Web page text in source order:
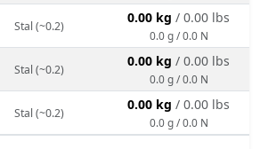
Stal (~0.2)
0.00 kg / 0.00 lbs
0.0 g / 0.0 N
Stal (~0.2)
0.00 kg / 0.00 lbs
0.0 g / 0.0 N
Stal (~0.2)
0.00 kg / 0.00 lbs
0.0 g / 0.0 N